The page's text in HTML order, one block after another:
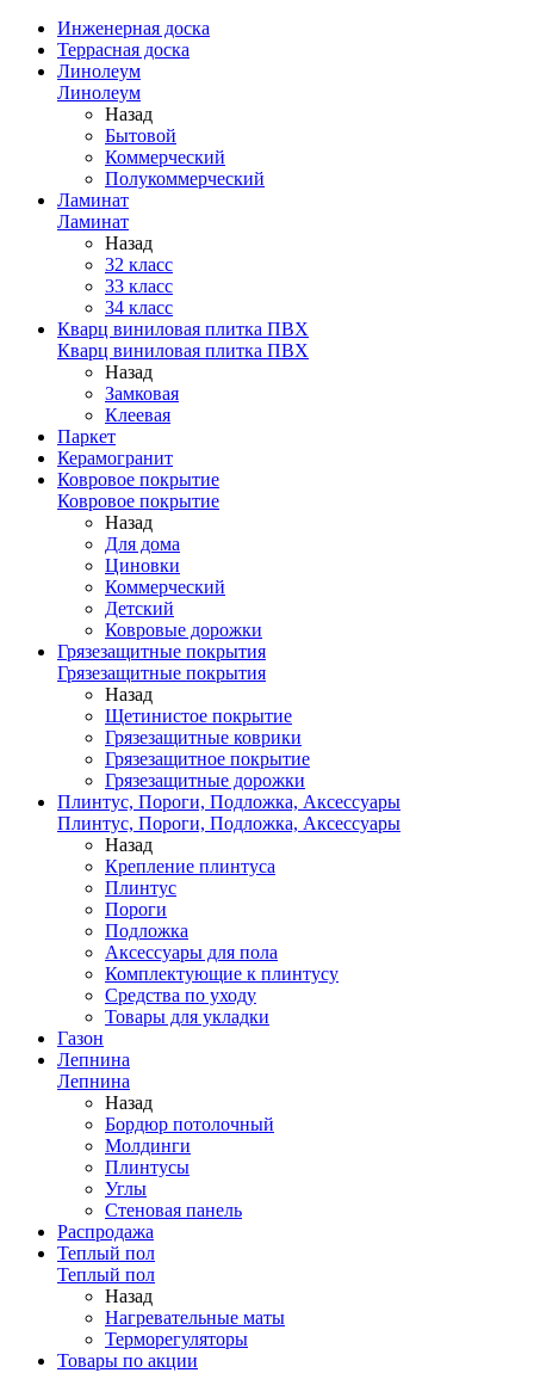
Инженерная доска
Террасная доска
Линолеум
Линолеум
Назад
Бытовой
Коммерческий
Полукоммерческий
Ламинат
Ламинат
Назад
32 класс
33 класс
34 класс
Кварц виниловая плитка ПВХ
Кварц виниловая плитка ПВХ
Назад
Замковая
Клеевая
Паркет
Керамогранит
Ковровое покрытие
Ковровое покрытие
Назад
Для дома
Циновки
Коммерческий
Детский
Ковровые дорожки
Грязезащитные покрытия
Грязезащитные покрытия
Назад
Щетинистое покрытие
Грязезащитные коврики
Грязезащитное покрытие
Грязезащитные дорожки
Плинтус, Пороги, Подложка, Аксессуары
Плинтус, Пороги, Подложка, Аксессуары
Назад
Крепление плинтуса
Плинтус
Пороги
Подложка
Аксессуары для пола
Комплектующие к плинтусу
Средства по уходу
Товары для укладки
Газон
Лепнина
Лепнина
Назад
Бордюр потолочный
Молдинги
Плинтусы
Углы
Стеновая панель
Распродажа
Теплый пол
Теплый пол
Назад
Нагревательные маты
Терморегуляторы
Товары по акции